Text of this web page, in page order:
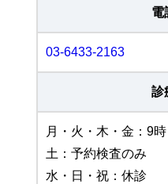
電
03-6433-2163
診
月・火・木・金：9
土：予約検査のみ
水・日・祝：休診